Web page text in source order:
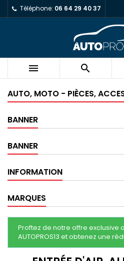
Téléphone: 06 64 29 40 37
 
AUTO, MOTO - PIÈCES,
BANNER
BANNER
INFORMATION
MARQUES
Proftez de notre offre exclusive
AUTOPROS13 et obtenez une